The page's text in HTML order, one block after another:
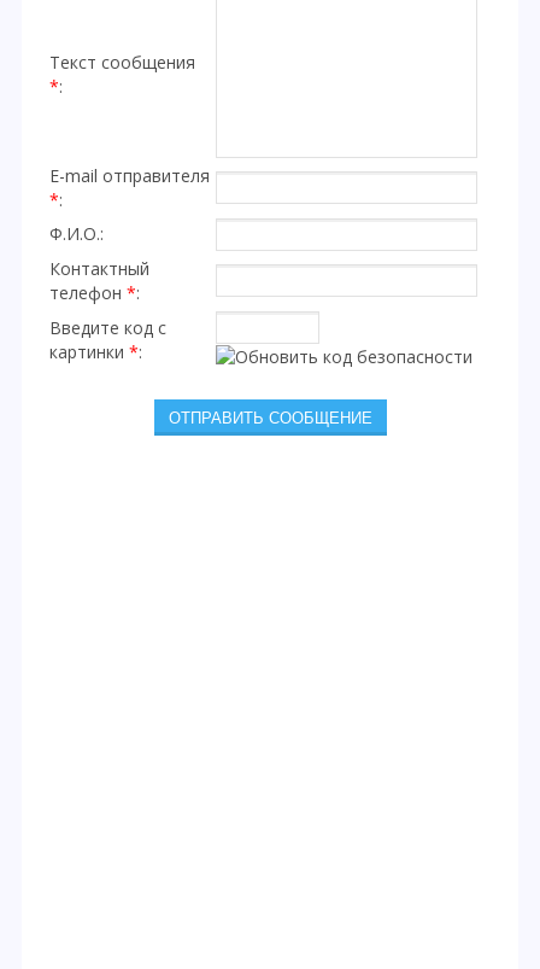
Текст сообщения
*:
E-mail отправителя
*:
Ф.И.О.:
Контактный
телефон *:
Введите код с
картинки *: